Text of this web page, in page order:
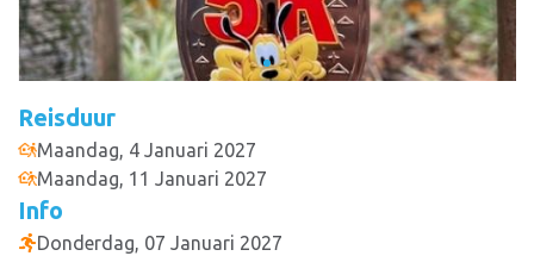
Reisduur
Maandag, 4 Januari 2027
Maandag, 11 Januari 2027
Info
Donderdag, 07 Januari 2027